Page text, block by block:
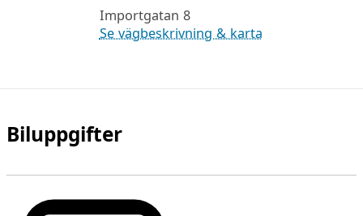
Importgatan 8
Se vägbeskrivning & karta
Biluppgifter